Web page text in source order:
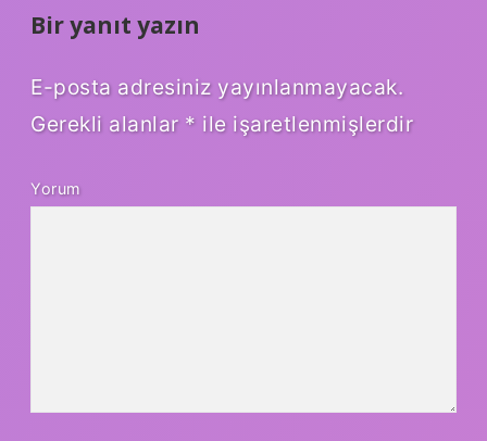
Bir yanıt yazın
E-posta adresiniz yayınlanmayacak.
Gerekli alanlar * ile işaretlenmişlerdir
Yorum